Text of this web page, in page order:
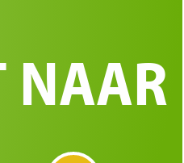
NAAR